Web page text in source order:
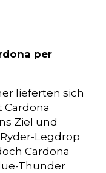
per
lieferten sich
Ziel und
Legdrop
Cardona
Thunder